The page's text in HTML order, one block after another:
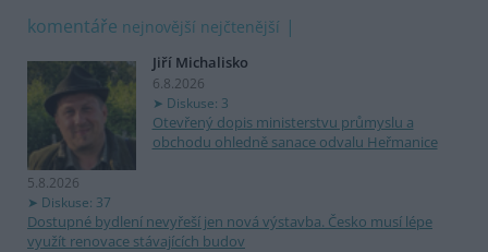
komentáře nejnovější nejčtenější
Jiří Michalisko
6.8.2026
Diskuse: 3
Otevřený dopis ministerstvu průmyslu a
obchodu ohledně sanace odvalu Heřmanice
5.8.2026
Diskuse: 37
Dostupné bydlení nevyřeší jen nová výstavba. Česko musí lépe
využít renovace stávajících budov